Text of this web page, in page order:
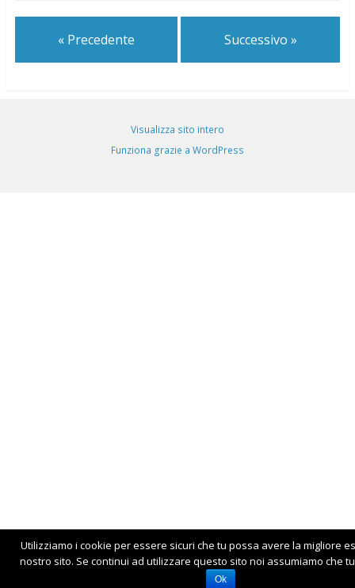
« Precedente Successivo »
Visualizza sito intero
Funziona grazie a WordPress
Utilizziamo i cookie per essere sicuri che tu possa avere la migliore
nostro sito. Se continui ad utilizzare questo sito noi assumiamo che
Ok